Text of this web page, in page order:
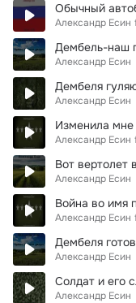
Обычный
Александр Есин
Дембель-наш
Александр Есин
Дембеля
Александр Есин
Изменила мне
Александр Есин
Вот вертолет
Александр Есин
Война во имя
Александр Есин
Дембеля
Александр Есин
Солдат и его
Александр Есин